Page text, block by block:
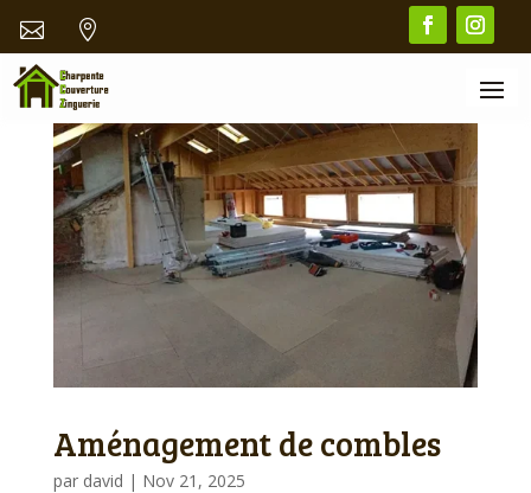
 
Aménagement de combles
par david | Nov 21, 2025